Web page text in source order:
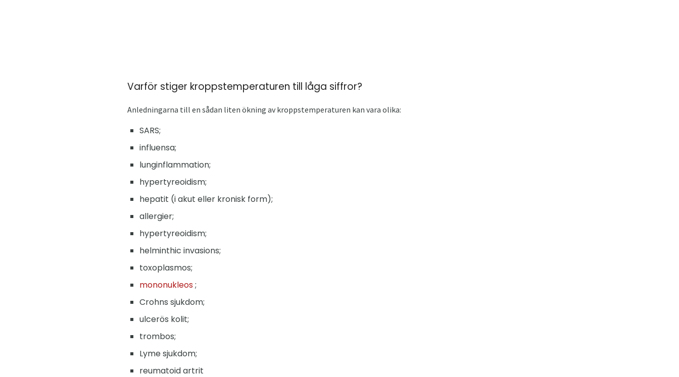
Varför stiger kroppstemperaturen till låga siffror?
Anledningarna till en sådan liten ökning av kroppstemperaturen kan vara olika:
SARS;
influensa;
lunginflammation;
hypertyreoidism;
hepatit (i akut eller kronisk form);
allergier;
hypertyreoidism;
helminthic invasions;
toxoplasmos;
mononukleos;
Crohns sjukdom;
ulcerös kolit;
trombos;
Lyme sjukdom;
reumatoid artrit